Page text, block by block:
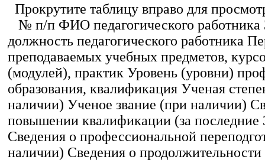
Прокрутите таблицу вправо для
№ п/п ФИО педагогического работника
должность педагогического работника
преподаваемых учебных предметов,
(модулей), практик Уровень (уровни)
образования, квалификация Ученая
наличии) Ученое звание (при наличии)
повышении квалификации (за последние
Сведения о профессиональной
наличии) Сведения о